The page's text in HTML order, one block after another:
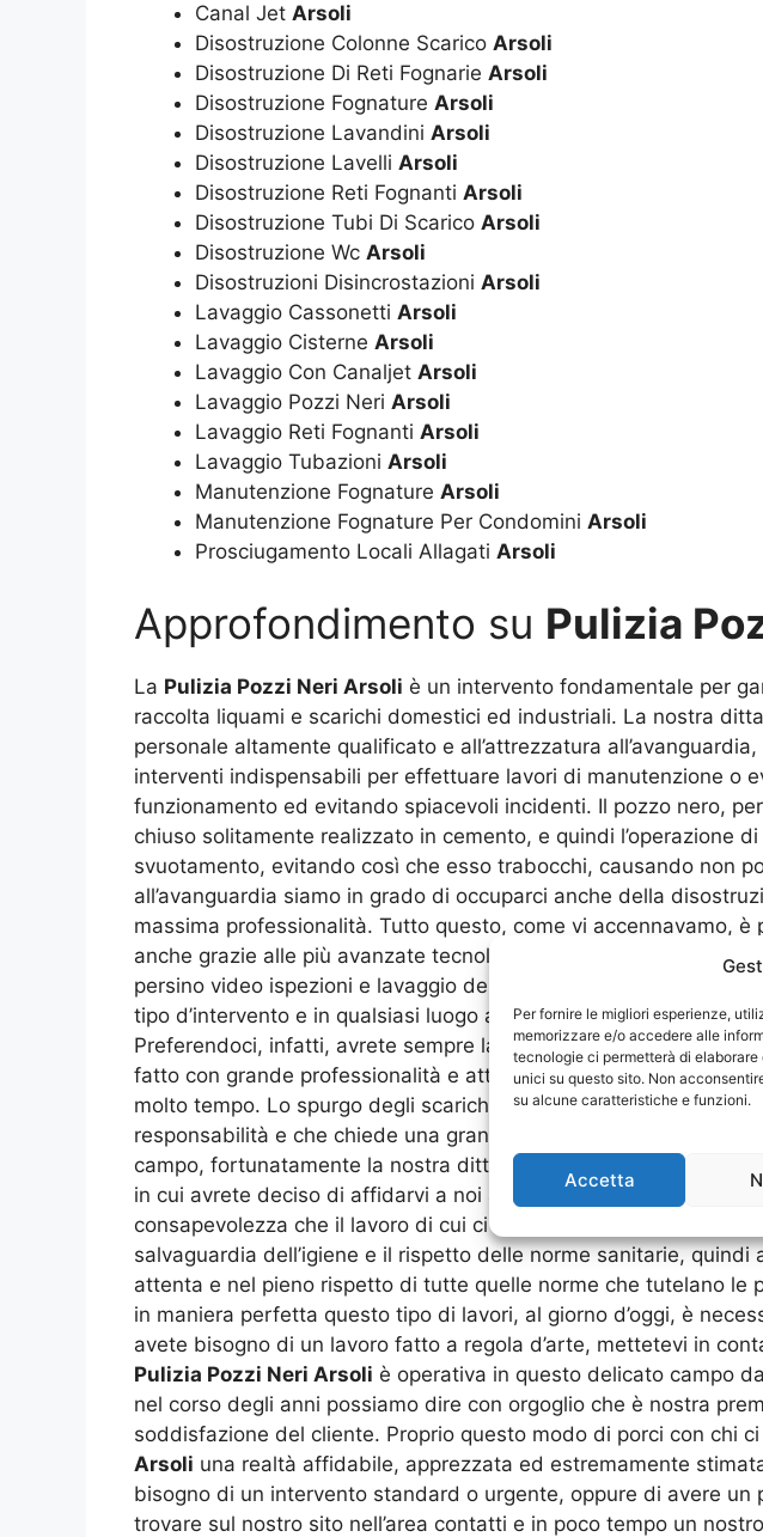
Per fornire le migliori esperienze,
memorizzare e/o accedere alle
tecnologie ci permetterà di
unici su questo sito. Non
su alcune caratteristiche e funzioni.
Accetta
Canal Jet Arsoli
Disostruzione Colonne Scarico Arsoli
Disostruzione Di Reti Fognarie Arsoli
Disostruzione Fognature Arsoli
Disostruzione Lavandini Arsoli
Disostruzione Lavelli Arsoli
Disostruzione Reti Fognanti Arsoli
Disostruzione Tubi Di Scarico Arsoli
Disostruzione Wc Arsoli
Disostruzioni Disincrostazioni Arsoli
Lavaggio Cassonetti Arsoli
Lavaggio Cisterne Arsoli
Lavaggio Con Canaljet Arsoli
Lavaggio Pozzi Neri Arsoli
Lavaggio Reti Fognanti Arsoli
Lavaggio Tubazioni Arsoli
Manutenzione Fognature Arsoli
Manutenzione Fognature Per Condomini Arsoli
Prosciugamento Locali Allagati Arsoli
Approfondimento su Pulizia
La Pulizia Pozzi Neri Arsoli è un intervento fondamentale per
raccolta liquami e scarichi domestici ed industriali. La nostra
personale altamente qualificato e all’attrezzatura
interventi indispensabili per effettuare lavori di manutenzione o
funzionamento ed evitando spiacevoli incidenti. Il pozzo nero,
chiuso solitamente realizzato in cemento, e quindi l’operazione di
svuotamento, evitando così che esso trabocchi, causando non
all’avanguardia siamo in grado di occuparci anche della
massima professionalità. Tutto questo, come vi accennavamo,
anche grazie alle più avanzate tecnologie in questo settore.
persino video ispezioni e lavaggio delle tubature intasate. La
tipo d’intervento e in qualsiasi luogo abbiate bisogno:
Preferendoci, infatti, avrete sempre la garanzia che l’intervento
fatto con grande professionalità e attenzione per i dettagli, in
molto tempo. Lo spurgo degli scarichi fognari nelle grandi città,
responsabilità e che chiede una gran conoscenza dei
campo, fortunatamente la nostra ditta specializzata nella
in cui avrete deciso di affidarvi a noi avrete sempre la certezza
consapevolezza che il lavoro di cui ci occupiamo ormai da anni
salvaguardia dell’igiene e il rispetto delle norme sanitarie,
attenta e nel pieno rispetto di tutte quelle norme che tutelano le
in maniera perfetta questo tipo di lavori, al giorno d’oggi, è
avete bisogno di un lavoro fatto a regola d’arte, mettetevi in
Pulizia Pozzi Neri Arsoli è operativa in questo delicato campo
nel corso degli anni possiamo dire con orgoglio che è nostra
soddisfazione del cliente. Proprio questo modo di porci con chi
Arsoli una realtà affidabile, apprezzata ed estremamente
bisogno di un intervento standard o urgente, oppure di avere
trovare sul nostro sito nell’area contatti e in poco tempo un